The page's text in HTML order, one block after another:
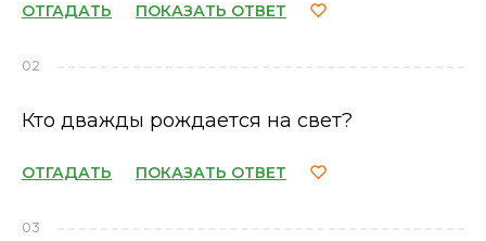
ОТГАДАТЬ ПОКАЗАТЬ ОТВЕТ
02
Кто дважды рождается на свет?
ОТГАДАТЬ ПОКАЗАТЬ ОТВЕТ
03